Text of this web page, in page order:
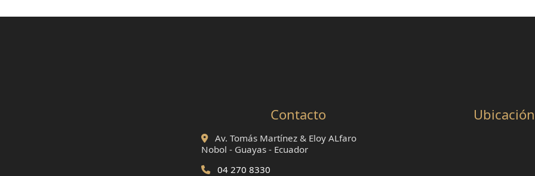
Contacto
Av. Tomás Martínez & Eloy ALfaro
Nobol - Guayas - Ecuador
04 270 8330
Ubicación